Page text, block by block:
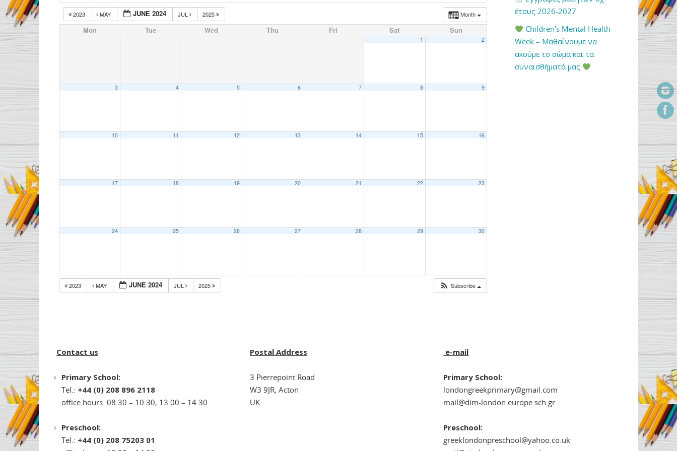
Month
2023 MAY JUNE 2024 JUL 2025
Mon Tue Wed Thu Fri Sat Sun
1 2
3 4 5 6 7 8 9
10 11 12 13 14 15 16
17 18 19 20 21 22 23
24 25 26 27 28 29 30
2023 MAY JUNE 2024 JUL 2025 Subscribe
έτους 2026-2027
Children’s Mental Health
Week – Μαθαίνουμε να
ακούμε το σώμα και τα
συναισθήματά μας
Contact us
Primary School:
Tel.: +44 (0) 208 896 2118
office hours: 08:30 – 10:30, 13:00 – 14:30
Preschool:
Tel.: +44 (0) 208 75203 01
Postal Address
3 Pierrepoint Road
W3 9JR, Acton
UK
e-mail
Primary School:
londongreekprimary@gmail.com
mail@dim-london.europe.sch.gr
Preschool:
greeklondonpreschool@yahoo.co.uk